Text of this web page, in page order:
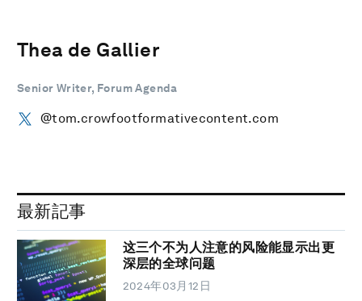
Thea de Gallier
Senior Writer, Forum Agenda
@tom.crowfootformativecontent.com
最新記事
这三个不为人注意的风险能显示出更
深层的全球问题
2024年03月12日